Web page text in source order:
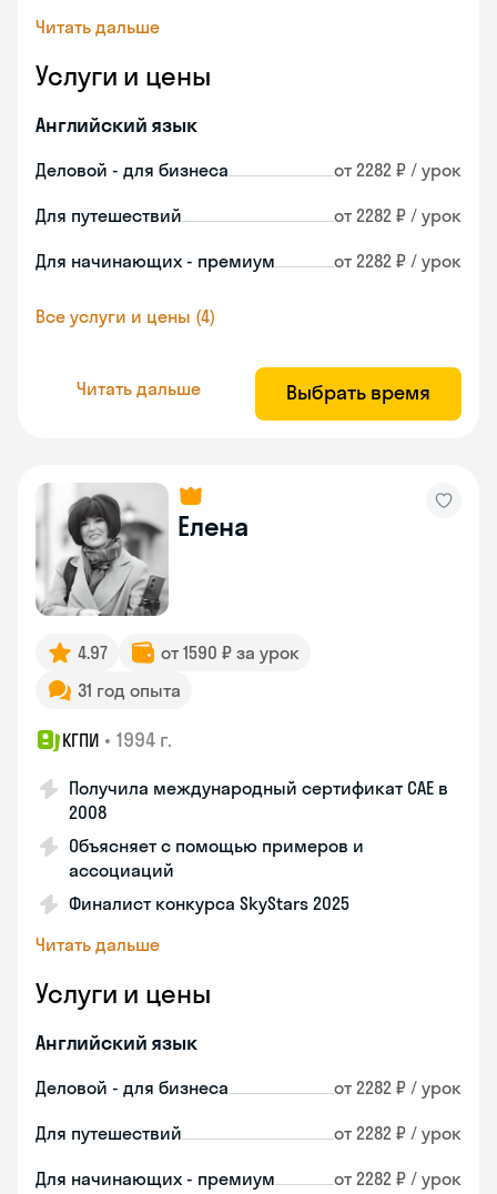
Читать дальше
Услуги и цены
Английский язык
Деловой - для бизнеса от 2282 ₽ / урок
Для путешествий от 2282 ₽ / урок
Для начинающих - премиум от 2282 ₽ / урок
Все услуги и цены (4)
Читать дальше Выбрать время
Елена
4.97
от 1590 ₽ за урок
31 год опыта
КГПИ • 1994 г.
Получила международный сертификат CAE в
2008
Объясняет с помощью примеров и
ассоциаций
Финалист конкурса SkyStars 2025
Читать дальше
Услуги и цены
Английский язык
Деловой - для бизнеса от 2282 ₽ / урок
Для путешествий от 2282 ₽ / урок
Для начинающих - премиум от 2282 ₽ / урок